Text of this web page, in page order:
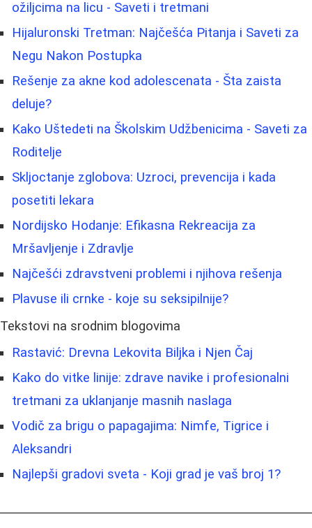
ožiljcima na licu - Saveti i tretmani
Hijaluronski Tretman: Najčešća Pitanja i Saveti za
Negu Nakon Postupka
Rešenje za akne kod adolescenata - Šta zaista
deluje?
Kako Uštedeti na Školskim Udžbenicima - Saveti za
Roditelje
Skljoctanje zglobova: Uzroci, prevencija i kada
posetiti lekara
Nordijsko Hodanje: Efikasna Rekreacija za
Mršavljenje i Zdravlje
Najčešći zdravstveni problemi i njihova rešenja
Plavuse ili crnke - koje su seksipilnije?
Tekstovi na srodnim blogovima
Rastavić: Drevna Lekovita Biljka i Njen Čaj
Kako do vitke linije: zdrave navike i profesionalni
tretmani za uklanjanje masnih naslaga
Vodič za brigu o papagajima: Nimfe, Tigrice i
Aleksandri
Najlepši gradovi sveta - Koji grad je vaš broj 1?